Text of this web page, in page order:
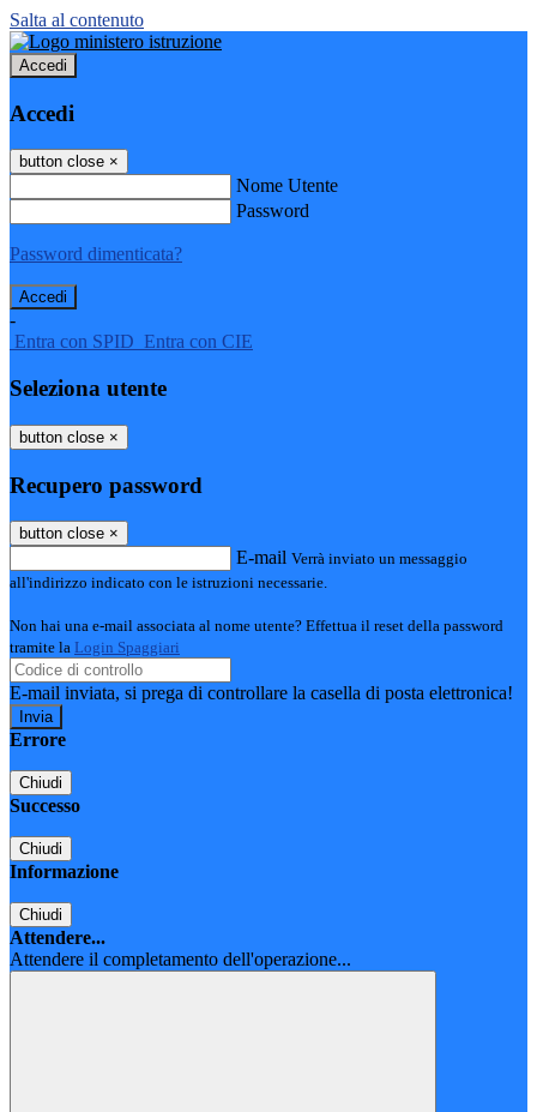
Salta al contenuto
Accedi
Accedi
button close ×
Nome Utente
Password
Password dimenticata?
-
Entra con SPID Entra con CIE
Seleziona utente
button close ×
Recupero password
button close ×
E-mail Verrà inviato un messaggio
all'indirizzo indicato con le istruzioni necessarie.
Non hai una e-mail associata al nome utente? Effettua il reset della password
tramite la Login Spaggiari
E-mail inviata, si prega di controllare la casella di posta elettronica!
Errore
Chiudi
Successo
Chiudi
Informazione
Chiudi
Attendere...
Attendere il completamento dell'operazione...